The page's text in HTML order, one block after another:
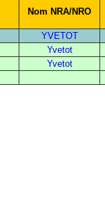
Nom NRA/NRO
YVETOT
Yvetot
Yvetot